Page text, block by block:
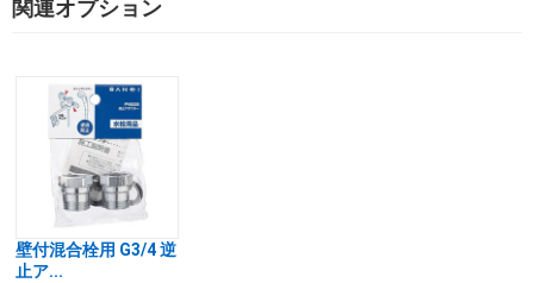
関連オプション
壁付混合栓用 G3/4 逆
止ア...